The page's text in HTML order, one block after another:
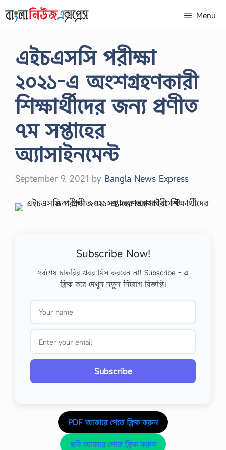
to
Menu
এইচএসসি পরীক্ষা
২০২১-এ অংশগ্রহণকারী
শিক্ষার্থীদের জন্য প্রণীত
৭ম সপ্তাহের
অ্যাসাইনমেন্ট
September 9, 2021 by Bangla News Express
Subscribe Now!
সর্বশেষ চাকরির খবর মিস করবেন না! Subscribe - এ
ক্লিক করে দেখুন নতুন নিয়োগ বিজ্ঞপ্তি।
Subscribe
PDF আকারে পেতে ক্লিক করুন
ছবি আকারে পেতে ক্লিক করুন